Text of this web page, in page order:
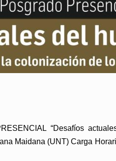
“Desafíos
Maidana (UNT) Carga